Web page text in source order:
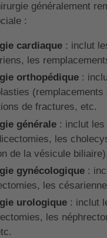
généralement
:
cardiaque: inclut
les
orthopédique:
de fractures, etc.
générale: inclut les
les
de la vésicule
gynécologique:
les
urologique: inclut
les